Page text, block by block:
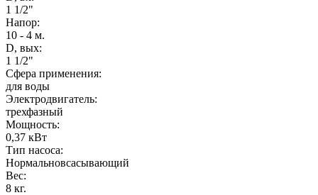
1 1/2"
Напор:
10 - 4 м.
D, вых:
1 1/2"
Сфера применения:
для воды
Электродвигатель:
трехфазный
Мощность:
0,37 кВт
Тип насоса:
Нормальновсасывающий
Вес:
8 кг.